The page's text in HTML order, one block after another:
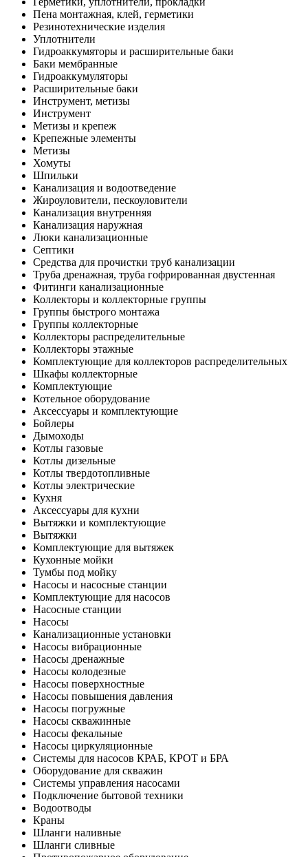
Пена монтажная, клей, герметики
Резинотехнические изделия
Уплотнители
Гидроаккумяторы и расширительные баки
Баки мембранные
Гидроаккумуляторы
Расширительные баки
Инструмент, метизы
Инструмент
Метизы и крепеж
Крепежные элементы
Метизы
Хомуты
Шпильки
Канализация и водоотведение
Жироуловители, пескоуловители
Канализация внутренняя
Канализация наружная
Люки канализационные
Септики
Средства для прочистки труб канализации
Труба дренажная, труба гофрированная двустенная
Фитинги канализационные
Коллекторы и коллекторные группы
Группы быстрого монтажа
Группы коллекторные
Коллекторы распределительные
Коллекторы этажные
Комплектующие для коллекторов распределительных
Шкафы коллекторные
Комплектующие
Котельное оборудование
Аксессуары и комплектующие
Бойлеры
Дымоходы
Котлы газовые
Котлы дизельные
Котлы твердотопливные
Котлы электрические
Кухня
Аксессуары для кухни
Вытяжки и комплектующие
Вытяжки
Комплектующие для вытяжек
Кухонные мойки
Тумбы под мойку
Насосы и насосные станции
Комплектующие для насосов
Насосные станции
Насосы
Канализационные установки
Насосы вибрационные
Насосы дренажные
Насосы колодезные
Насосы поверхностные
Насосы повышения давления
Насосы погружные
Насосы скважинные
Насосы фекальные
Насосы циркуляционные
Системы для насосов КРАБ, КРОТ и БРА
Оборудование для скважин
Системы управления насосами
Подключение бытовой техники
Водоотводы
Краны
Шланги наливные
Шланги сливные